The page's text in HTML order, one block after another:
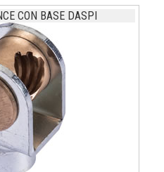
CON BASE DASPI